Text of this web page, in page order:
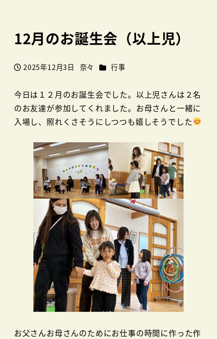
12月のお誕生会（以上児）
投稿日
2025年12月3日
著
奈々 カテゴリー
行事
今日は１２月のお誕生会でした。以上児さんは２名
のお友達が参加してくれました。お母さんと一緒に
入場し、照れくさそうにしつつも嬉しそうでした
お父さんお母さんのためにお仕事の時間に作った作